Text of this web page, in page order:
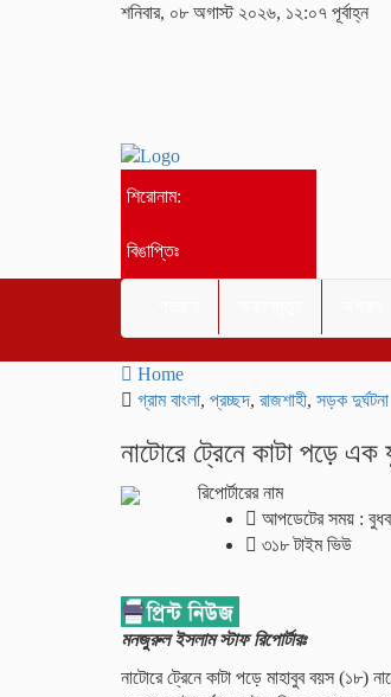
শনিবার, ০৮ অগাস্ট ২০২৬, ১২:০৭ পূর্বাহ্ন
শিরোনাম:
বিঙাপ্তিঃ
Home
গ্রাম বাংলা, প্রচ্ছদ, রাজশাহী, সড়ক দুর্ঘটনা
নাটোরে ট্রেনে কাটা পড়ে
রিপোর্টারের নাম
আপডেটের সময় :
৩১৮ টাইম ভিউ
মনজুরুল ইসলাম স্টাফ রিপোর্টারঃ
নাটোরে ট্রেনে কাটা পড়ে মাহাবুব বয়স (১৮)